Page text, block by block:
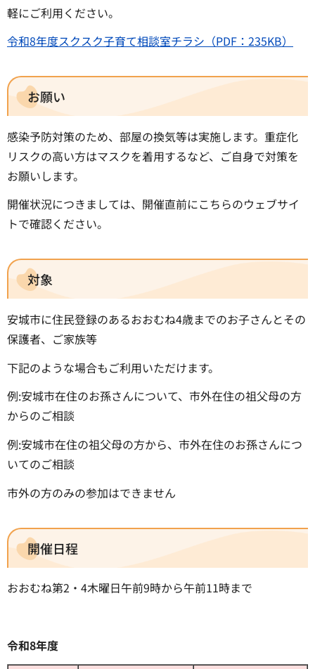
軽にご利用ください。
令和8年度スクスク子育て相談室チラシ（PDF：235KB）
お願い
感染予防対策のため、部屋の換気等は実施します。重症化
リスクの高い方はマスクを着用するなど、ご自身で対策を
お願いします。
開催状況につきましては、開催直前にこちらのウェブサイ
トで確認ください。
対象
安城市に住民登録のあるおおむね4歳までのお子さんとその
保護者、ご家族等
下記のような場合もご利用いただけます。
例:安城市在住のお孫さんについて、市外在住の祖父母の方
からのご相談
例:安城市在住の祖父母の方から、市外在住のお孫さんにつ
いてのご相談
市外の方のみの参加はできません
開催日程
おおむね第2・4木曜日午前9時から午前11時まで
令和8年度